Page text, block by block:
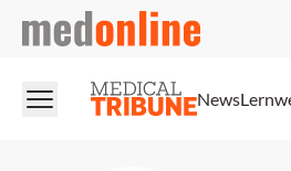
medonline
News